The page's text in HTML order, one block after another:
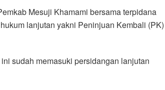
Mesuji Khamami bersama terpidana
lanjutan yakni Peninjuan Kembali (PK)
sudah memasuki persidangan lanjutan